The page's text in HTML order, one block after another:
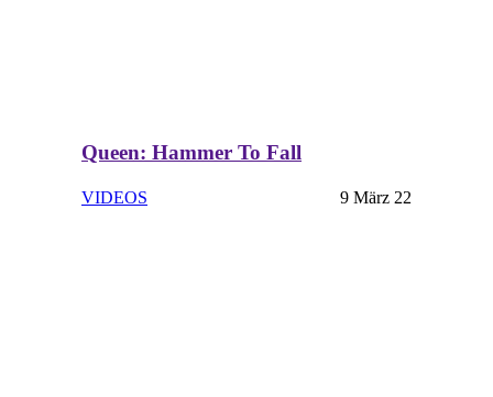
Queen: Hammer To Fall
VIDEOS 9 März 22